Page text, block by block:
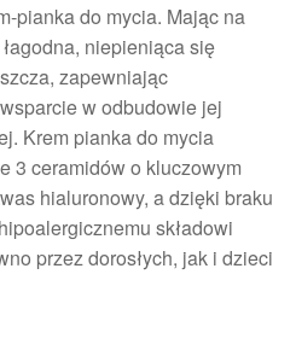
pianka do mycia. Mając na
niepieniąca się
zapewniając
w odbudowie jej
Krem pianka do mycia
3 ceramidów o kluczowym
hialuronowy, a dzięki braku
składowi
przez dorosłych, jak i dzieci